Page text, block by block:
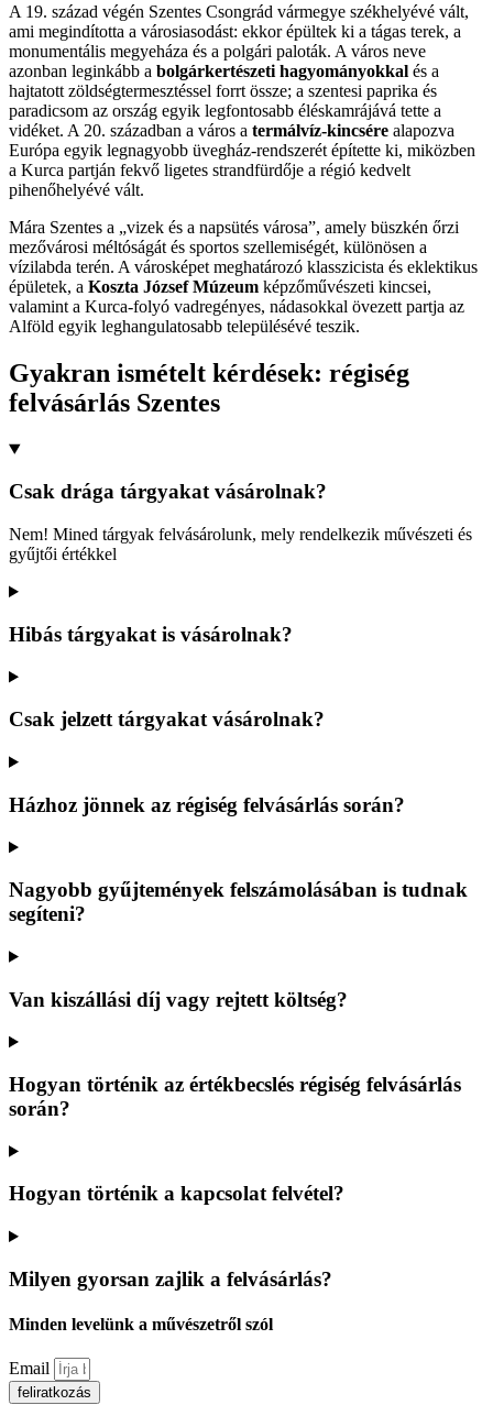
A 19. század végén Szentes Csongrád vármegye székhelyévé vált,
ami megindította a városiasodást: ekkor épültek ki a tágas terek, a
monumentális megyeháza és a polgári paloták. A város neve
azonban leginkább a bolgárkertészeti hagyományokkal és a
hajtatott zöldségtermesztéssel forrt össze; a szentesi paprika és
paradicsom az ország egyik legfontosabb éléskamrájává tette a
vidéket. A 20. században a város a termálvíz-kincsére alapozva
Európa egyik legnagyobb üvegház-rendszerét építette ki, miközben
a Kurca partján fekvő ligetes strandfürdője a régió kedvelt
pihenőhelyévé vált.
Mára Szentes a „vizek és a napsütés városa”, amely büszkén őrzi
mezővárosi méltóságát és sportos szellemiségét, különösen a
vízilabda terén. A városképet meghatározó klasszicista és eklektikus
épületek, a Koszta József Múzeum képzőművészeti kincsei,
valamint a Kurca-folyó vadregényes, nádasokkal övezett partja az
Alföld egyik leghangulatosabb településévé teszik.
Gyakran ismételt kérdések: régiség
felvásárlás Szentes
Csak drága tárgyakat vásárolnak?
Nem! Mined tárgyak felvásárolunk, mely rendelkezik művészeti és
gyűjtői értékkel
Hibás tárgyakat is vásárolnak?
Csak jelzett tárgyakat vásárolnak?
Házhoz jönnek az régiség felvásárlás során?
Nagyobb gyűjtemények felszámolásában is tudnak
segíteni?
Van kiszállási díj vagy rejtett költség?
Hogyan történik az értékbecslés régiség felvásárlás
során?
Hogyan történik a kapcsolat felvétel?
Milyen gyorsan zajlik a felvásárlás?
Minden levelünk a művészetről szól
Email
feliratkozás